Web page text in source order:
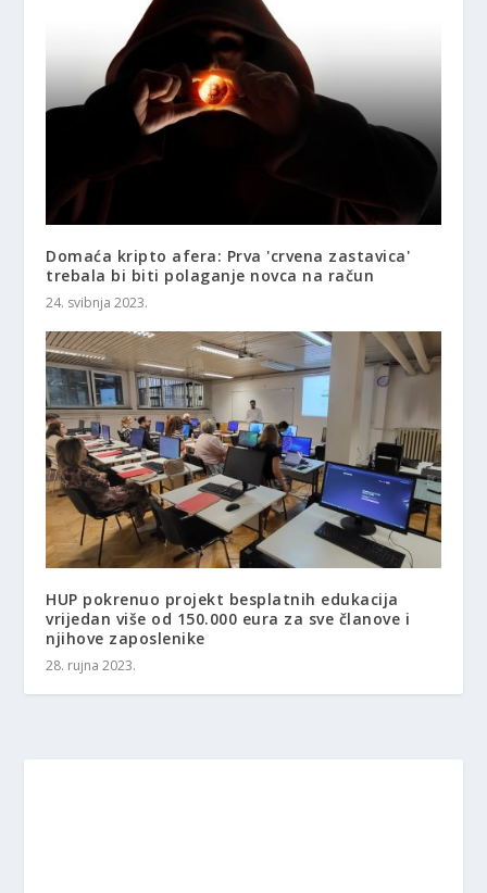
Domaća kripto afera: Prva 'crvena zastavica'
trebala bi biti polaganje novca na račun
24. svibnja 2023.
HUP pokrenuo projekt besplatnih edukacija
vrijedan više od 150.000 eura za sve članove i
njihove zaposlenike
28. rujna 2023.